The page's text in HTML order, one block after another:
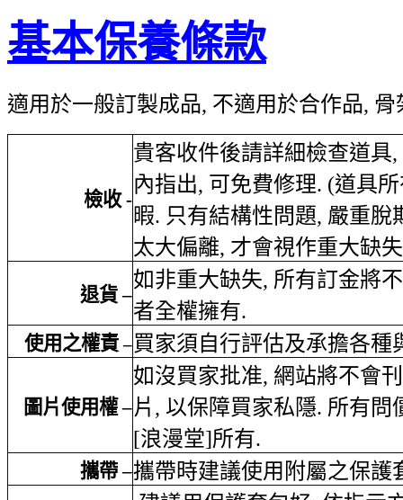
基本保養條款
適用於一般訂製成品, 不適用於合作品,
檢收-
貴客收件後請詳細檢查道具,
內指出, 可免費修理. (道具
暇. 只有結構性問題, 嚴重脫
太大偏離, 才會視作重大缺失
退貨 –
如非重大缺失, 所有訂金將
者全權擁有.
使用之權責 –買家須自行評估及承擔各種
圖片使用權 –
如沒買家批准, 網站將不會
片 , 以保障買家私隱. 所有問
[浪漫堂]所有.
攜帶 –攜帶時建議使用附屬之保護